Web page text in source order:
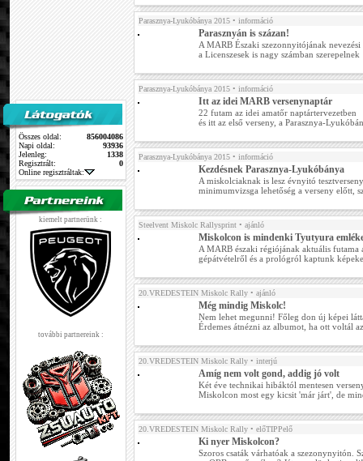
Összes oldal:
856004086
Napi oldal:
93936
Jelenleg:
1338
Regisztrált:
0
Online regisztráltak:
kiemelt partnerünk :
további partnereink :
Parasznya-Lyukóbánya 2015 • információ
Parasznyán is százan!
A MARB Északi szezonnyitójának
a Licenszesek is nagy számban szerepelnek
Parasznya-Lyukóbánya 2015 • információ
Itt az idei MARB versenynaptár
22 futam az idei amatőr naptártervezetben
és itt az első verseny, a Parasznya-
Parasznya-Lyukóbánya 2015 • információ
Kezdésnek Parasznya-Lyukóbánya
A miskolciaknak is lesz évnyitó
minimumvizsga lehetőség a verseny előtt,
Steelvent Miskolc Rallysprint • ajánló
Miskolcon is mindenki Tyutyura
A MARB északi régiójának aktuális
gépátvételről és a prológról kaptunk
20.VREDESTEIN Miskolc Rally • ajánló
Még mindig Miskolc!
Nem lehet megunni! Főleg don új képei
Érdemes átnézni az albumot, ha ott voltál
20.VREDESTEIN Miskolc Rally • interjú
Amíg nem volt gond, addig jó volt
Két éve technikai hibáktól mentesen
Miskolcon most egy kicsit 'már járt', de
20.VREDESTEIN Miskolc Rally • előTIPPelő
Ki nyer Miskolcon?
Szoros csaták várhatóak a szezonynyitón.